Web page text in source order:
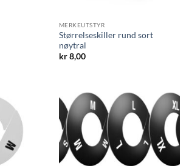
MERKEUTSTYR
Størrelseskiller rund sort
nøytral
kr8,00